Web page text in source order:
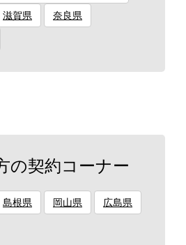
滋賀県 奈良県
の契約コーナー
島根県 岡山県 広島県